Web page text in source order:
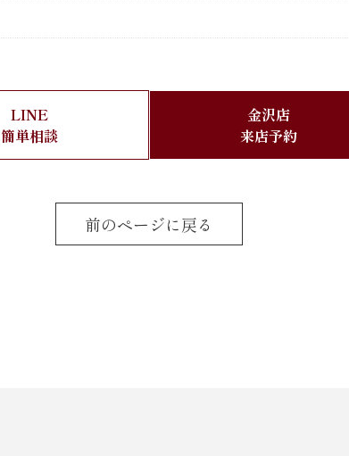
LINE
簡単相談
金沢店
来店予約
前のページに戻る